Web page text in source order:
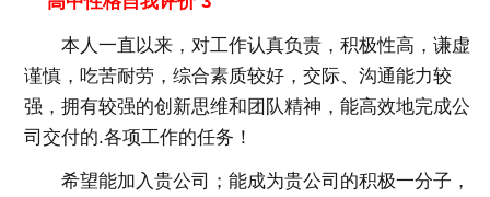
本人一直以来，对工作认真负责，积极性高，谦虚
谨慎，吃苦耐劳，综合素质较好，交际、沟通能力较
强，拥有较强的创新思维和团队精神，能高效地完成公
司交付的.各项工作的任务！
希望能加入贵公司；能成为贵公司的积极一分子，